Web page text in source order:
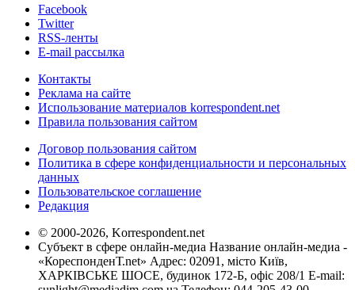
Facebook
Twitter
RSS-ленты
E-mail рассылка
Контакты
Реклама на сайте
Использование материалов korrespondent.net
Правила пользования сайтом
Договор пользования сайтом
Политика в сфере конфиденциальности и персональных
данных
Пользовательское соглашение
Редакция
© 2000-2026, Korrespondent.net
Субъект в сфере онлайн-медиа Название онлайн-медиа -
«КореспонденТ.net» Адрес: 02091, місто Київ,
ХАРКІВСЬКЕ ШОСЕ, будинок 172-Б, офіс 208/1 E-mail: